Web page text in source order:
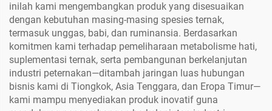
inilah kami mengembangkan produk yang disesuaikan
dengan kebutuhan masing-masing spesies ternak,
termasuk unggas, babi, dan ruminansia. Berdasarkan
komitmen kami terhadap pemeliharaan metabolisme hati,
suplementasi ternak, serta pembangunan berkelanjutan
industri peternakan—ditambah jaringan luas hubungan
bisnis kami di Tiongkok, Asia Tenggara, dan Eropa Timur—
kami mampu menyediakan produk inovatif guna